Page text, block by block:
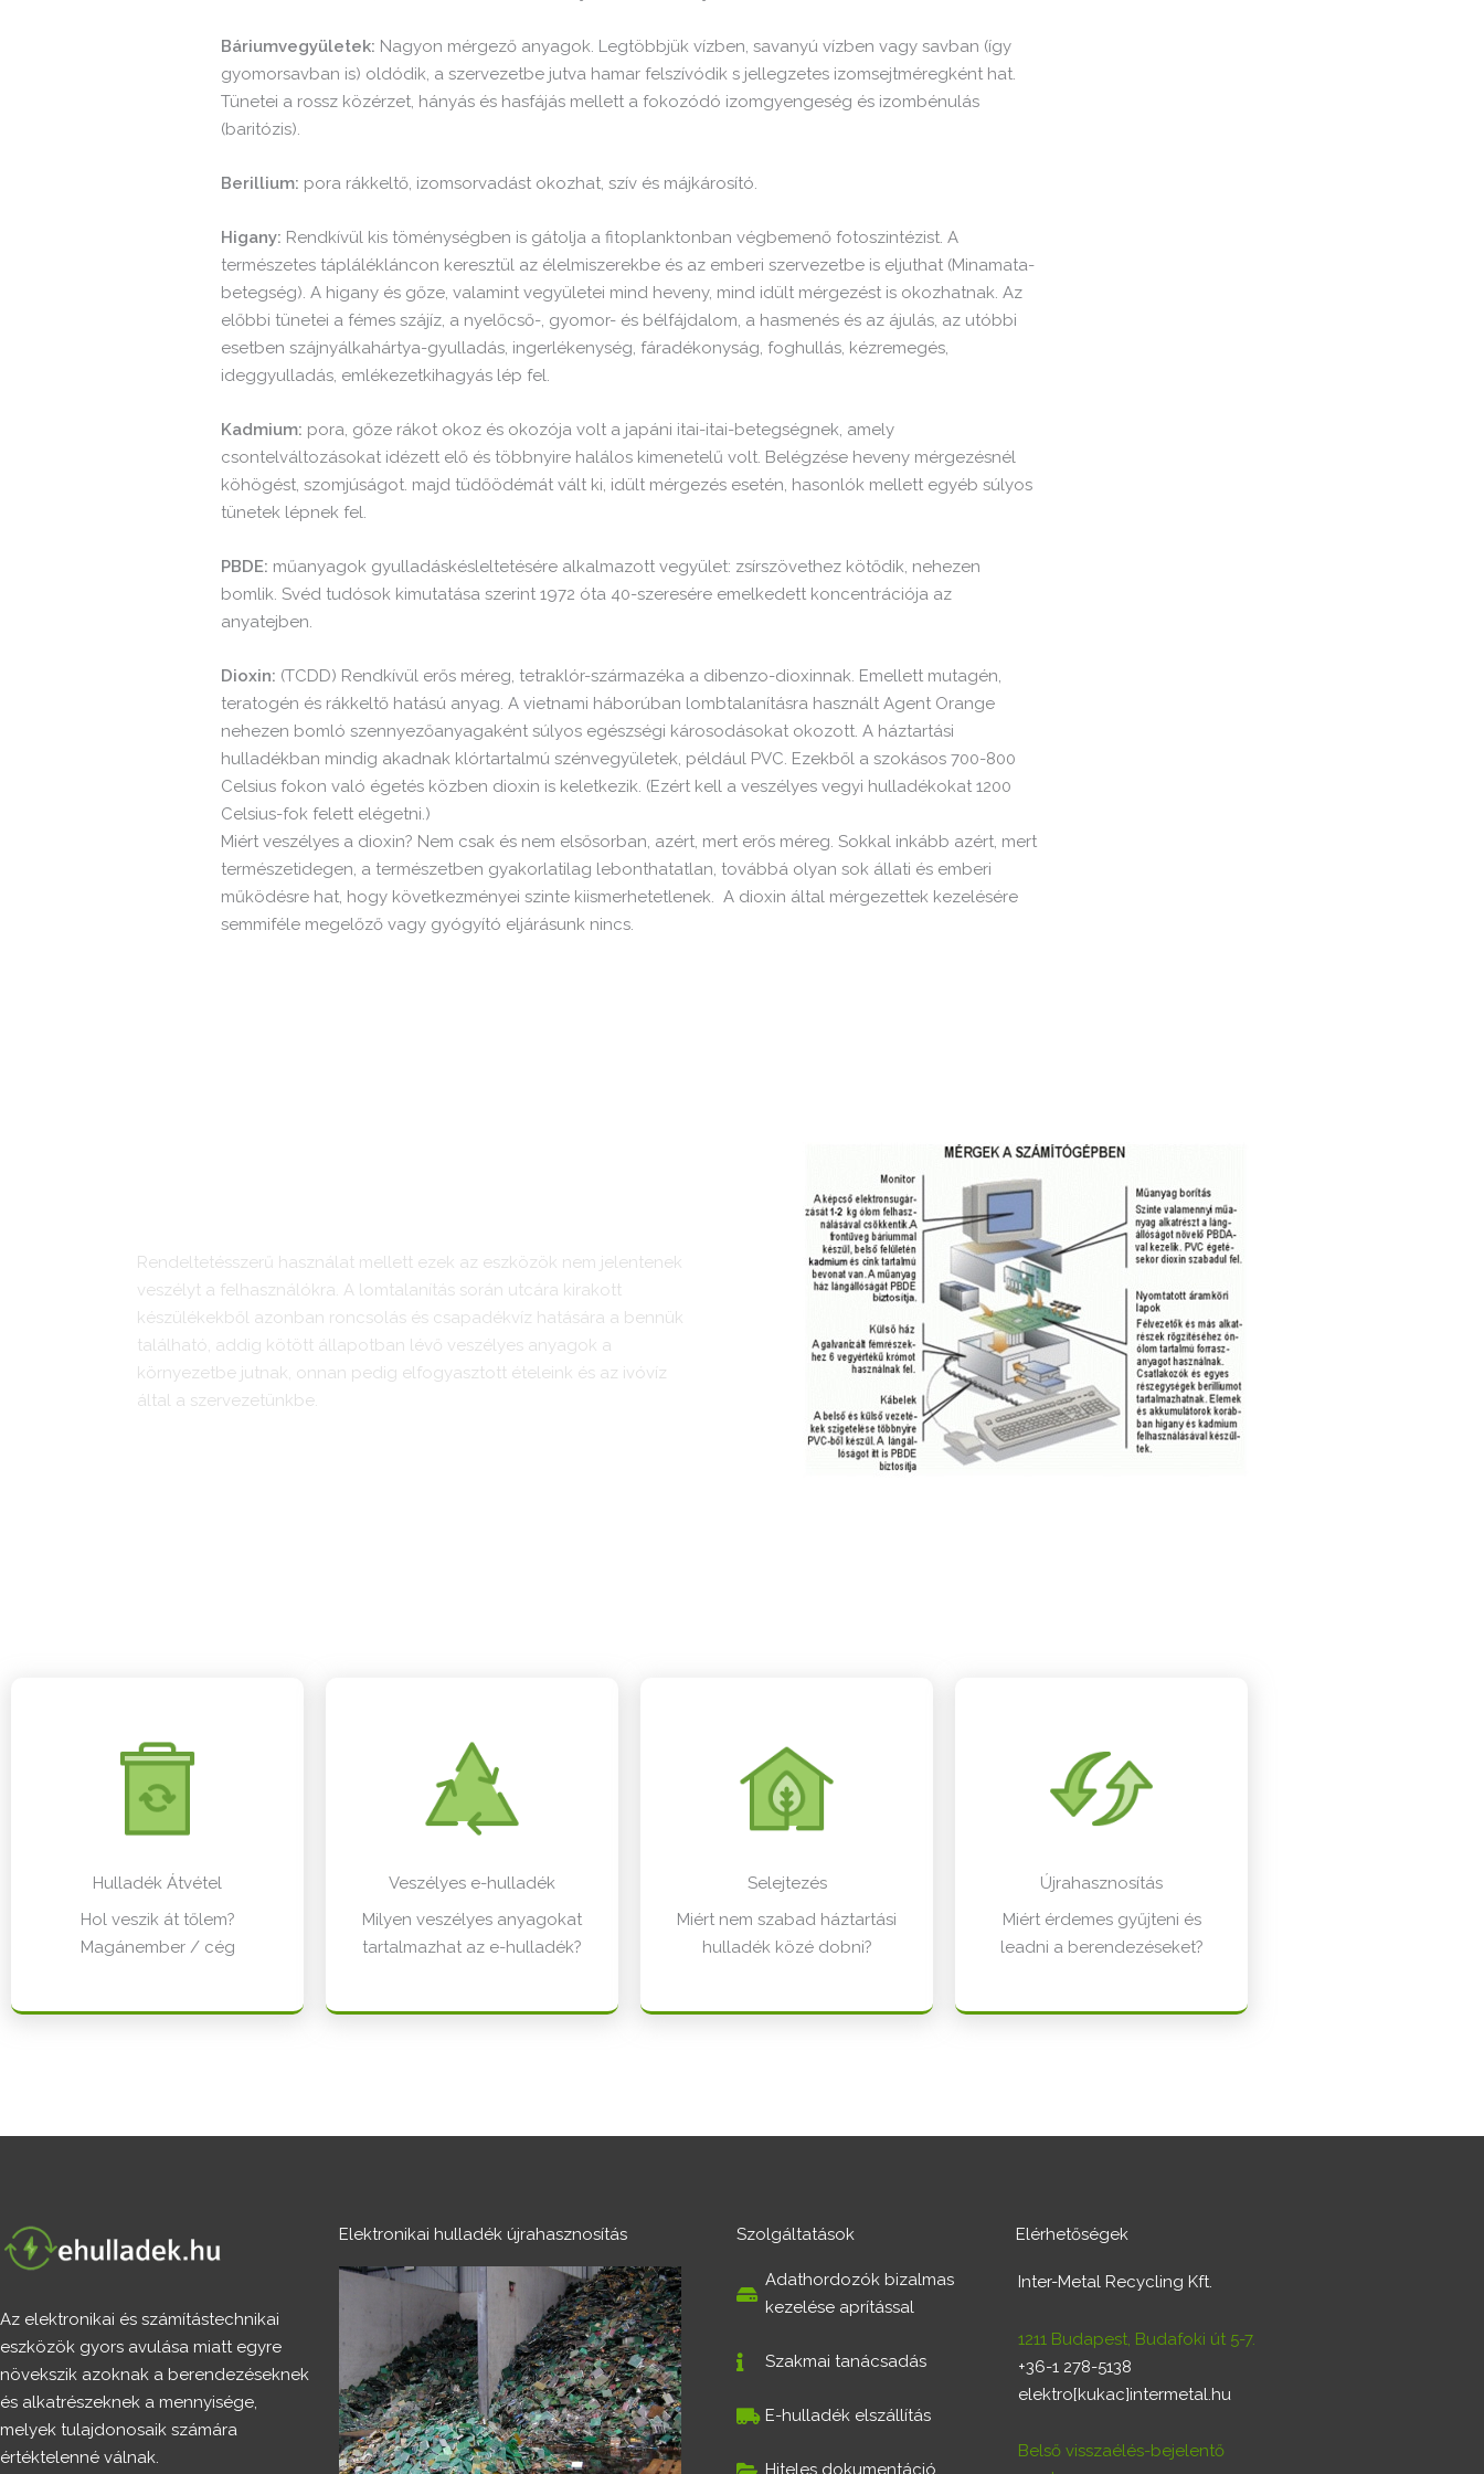
Báriumvegyületek: Nagyon mérgező anyagok. Legtöbbjük vízben, savanyú vízben vagy savban (így
gyomorsavban is) oldódik, a szervezetbe jutva hamar felszívódik s jellegzetes izomsejtméregként hat.
Tünetei a rossz közérzet, hányás és hasfájás mellett a fokozódó izomgyengeség és izombénulás
(baritózis).
Berillium: pora rákkeltő, izomsorvadást okozhat, szív és májkárosító.
Higany: Rendkívül kis töménységben is gátolja a fitoplanktonban végbemenő fotoszintézist. A
természetes táplálékláncon keresztül az élelmiszerekbe és az emberi szervezetbe is eljuthat (Minamata­
betegség). A higany és gőze, valamint vegyületei mind heveny, mind idült mérgezést is okozhatnak. Az
előbbi tünetei a fémes szájíz, a nyelőcső-, gyomor- és bélfájdalom, a hasmenés és az ájulás, az utóbbi
esetben szájnyálkahártya-gyulladás, ingerlékenység, fáradékonyság, foghullás, kézremegés,
ideggyulladás, emlékezetkihagyás lép fel.
Kadmium: pora, gőze rákot okoz és okozója volt a japáni itai-itai-betegségnek, amely
csontelváltozásokat idézett elő és többnyire halálos kimenetelű volt. Belégzése heveny mérgezésnél
köhögést, szomjúságot. majd tüdő­ödémát vált ki, idült mérgezés esetén, hasonlók mellett egyéb súlyos
tünetek lépnek fel.
PBDE: műanyagok gyulladáskésleltetésére alkalmazott vegyület: zsírszövethez kötődik, nehezen
bomlik. Svéd tudósok kimutatása szerint 1972 óta 40-szeresére emelkedett koncentrációja az
anyatejben.
Dioxin: (TCDD) Rendkívül erős méreg, tetraklór-származéka a dibenzo-dioxinnak. Emellett mutagén,
teratogén és rákkeltő hatású anyag. A vietnami háborúban lombtalanításra használt Agent Orange
nehezen bomló szennyezőanyagaként súlyos egészségi károsodásokat okozott. A háztartási
hulladékban mindig akadnak klórtartalmú szénvegyületek, például PVC. Ezekből a szokásos 700-800
Celsius fokon való égetés közben dioxin is keletkezik. (Ezért kell a veszélyes vegyi hulladékokat 1200
Celsius-fok felett elégetni.)
Miért veszélyes a dioxin? Nem csak és nem elsősorban, azért, mert erős méreg. Sokkal inkább azért, mert
természetidegen, a természetben gyakorlatilag lebonthatatlan, továbbá olyan sok állati és emberi
működésre hat, hogy következményei szinte kiismerhetetlenek. A dioxin által mérgezettek kezelésére
semmiféle megelőző vagy gyógyító eljárásunk nincs.
Rendeltetésszerű használat mellett ezek az eszközök nem jelentenek
veszélyt a felhasználókra. A lomtalanítás során utcára kirakott
készülékekből azonban roncsolás és csapadékvíz hatására a bennük
található, addig kötött állapotban lévő veszélyes anyagok a
környezetbe jutnak, onnan pedig elfogyasztott ételeink és az ivóvíz
által a szervezetünkbe.
Hulladék Átvétel
Hol veszik át tőlem?
Magánember / cég
Veszélyes e-hulladék
Milyen veszélyes anyagokat
tartalmazhat az e-hulladék?
Selejtezés
Miért nem szabad háztartási
hulladék közé dobni?
Újrahasznosítás
Miért érdemes gyűjteni és
leadni a berendezéseket?
Az elektronikai és számítástechnikai
eszközök gyors avulása miatt egyre
növekszik azoknak a berendezéseknek
és alkatrészeknek a mennyisége,
melyek tulajdonosaik számára
értéktelenné válnak.
Elektronikai hulladék újrahasznosítás Szolgáltatások
Adathordozók bizalmas
kezelése aprítással
Szakmai tanácsadás
E-hulladék elszállítás
Hiteles dokumentáció
Elérhetőségek
Inter-Metal Recycling Kft.
1211 Budapest, Budafoki út 5-7.
+36-1 278-5138
elektro[kukac]intermetal.hu
Belső visszaélés-bejelentő